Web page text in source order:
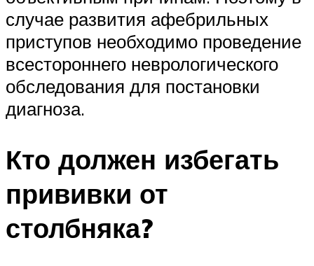
случае развития афебрильных
приступов необходимо проведение
всестороннего неврологического
обследования для постановки
диагноза.
Кто должен избегать
прививки от
столбняка?